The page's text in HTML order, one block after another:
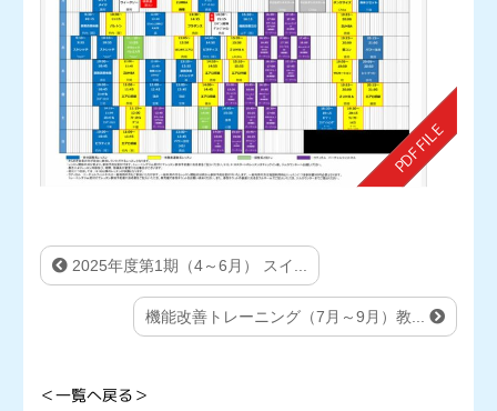
2025年度第1期（4～6月） スイ...
機能改善トレーニング（7月～9月）教...
＜一覧へ戻る＞